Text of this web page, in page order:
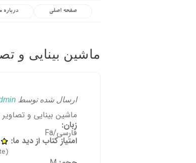
درباره صفحه اصلی
ماشین بینایی و
ارسال شده توسط
ماشین بینایی و تصاویر
زبان:
فارسی/Fa
امتیاز کتاب از دید ما: